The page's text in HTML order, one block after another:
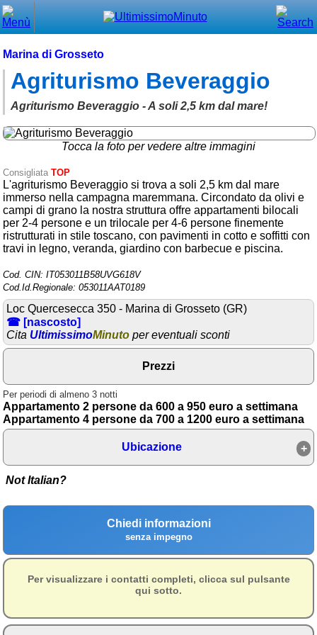
Marina di Grosseto
Agriturismo Beveraggio
Agriturismo Beveraggio - A soli 2,5 km dal mare!
Tocca la foto per vedere altre immagini
Consigliata TOP
L'agriturismo Beveraggio si trova a soli 2,5 km dal mare
immerso nella campagna maremmana. Circondato da olivi e
campi di grano la nostra struttura offre appartamenti bilocali
per 2-4 persone e un trilocale per 4-6 persone finemente
ristrutturati in stile toscano, con pavimenti in cotto e soffitti con
travi in legno, veranda, giardino con barbecue e piscina.
Cod. CIN: IT053011B58UVG618V
Cod.Id.Regionale: 053011AAT0189
Loc Quercesecca 350 - Marina di Grosseto (GR)
☎ [nascosto]
Cita UltimissimoMinuto per eventuali sconti
Prezzi
Per periodi di almeno 3 notti
Appartamento 2 persone da 600 a 950 euro a settimana
Appartamento 4 persone da 700 a 1200 euro a settimana
Ubicazione
Not Italian?
Chiedi informazioni
senza impegno
Per visualizzare i contatti completi, clicca sul pulsante
qui sotto.
Menù principale
⌂ Home
🕐 Last Minute
🕐 First Minute
Trova vicino a te
➕ Inserisci annuncio
Ottenere il CIN
Eventi e cose da vedere
➕ Segnala evento
Area riservata
Blog
Eventi e cose da vedere
Area riservata
Isole